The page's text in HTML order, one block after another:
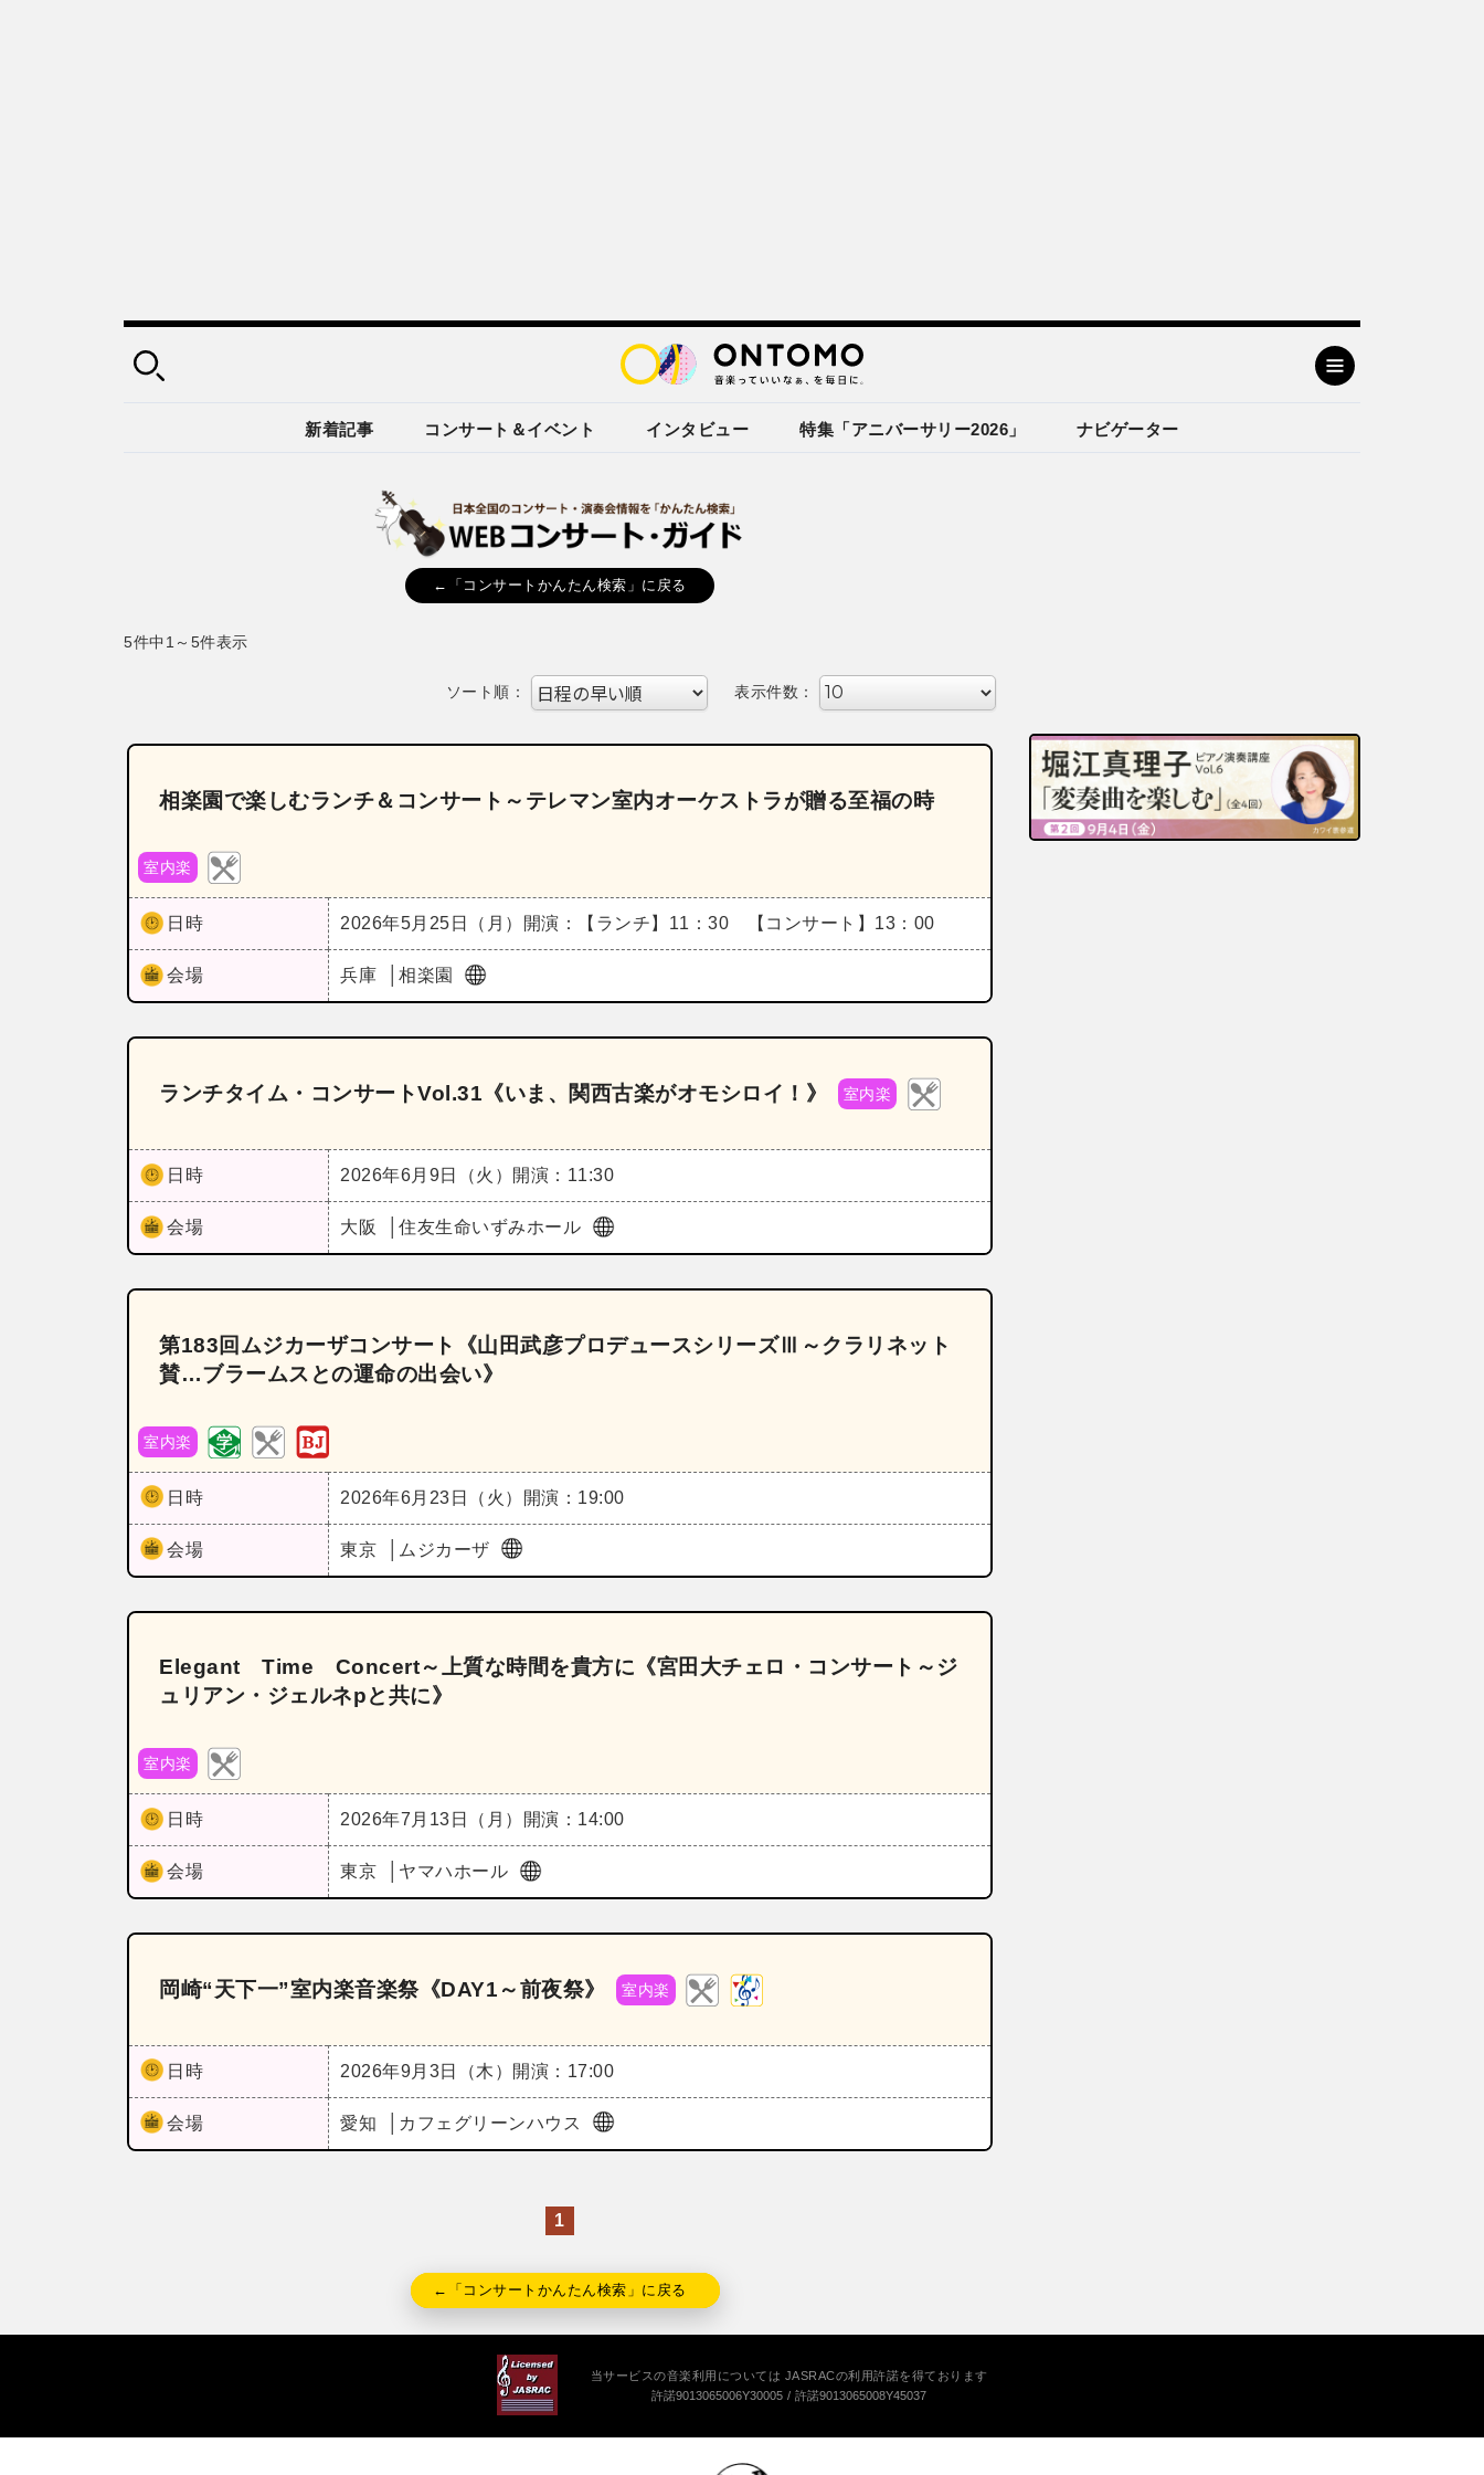
新着記事 コンサート＆イベント インタビュー 特集「アニバーサリー2026」 ナビゲーター
←「コンサートかんたん検索」に戻る
5件中1～5件表示
ソート順： 表示件数：
相楽園で楽しむランチ＆コンサート～テレマン室内オーケストラが贈る至福の時
室内楽
日時 2026年5月25日（月） 開演：【ランチ】11：30 【コンサート】13：00
会場 兵庫 相楽園
ランチタイム・コンサートVol.31《いま、関西古楽がオモシロイ！》 室内楽
日時 2026年6月9日（火） 開演：11:30
会場 大阪 住友生命いずみホール
第183回ムジカーザコンサート《山田武彦プロデュースシリーズⅢ～クラリネット
賛…ブラームスとの運命の出会い》
室内楽
日時 2026年6月23日（火） 開演：19:00
会場 東京 ムジカーザ
Elegant Time Concert～上質な時間を貴方に《宮田大チェロ・コンサート～ジ
ュリアン・ジェルネpと共に》
室内楽
日時 2026年7月13日（月） 開演：14:00
会場 東京 ヤマハホール
岡崎“天下一”室内楽音楽祭《DAY1～前夜祭》 室内楽
日時 2026年9月3日（木） 開演：17:00
会場 愛知 カフェグリーンハウス
1
←「コンサートかんたん検索」に戻る
当サービスの音楽利用については JASRACの利用許諾を得ております
許諾9013065006Y30005
許諾9013065008Y45037